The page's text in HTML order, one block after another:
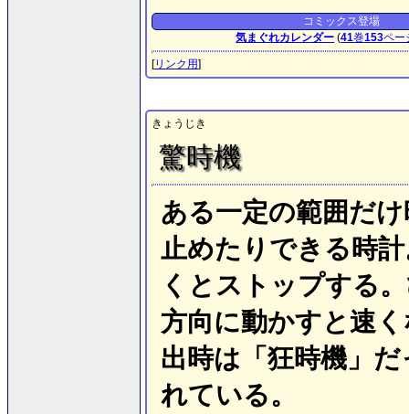
コミックス登場
気まぐれカレンダー (41巻153ペー
[リンク用]
きょうじき
驚時機
ある一定の範囲だ
止めたりできる時
くとストップする
方向に動かすと速
出時は「狂時機」
れている。